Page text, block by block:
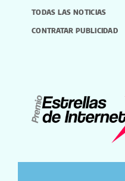
TODAS LAS NOTICIAS
CONTRATAR PUBLICIDAD